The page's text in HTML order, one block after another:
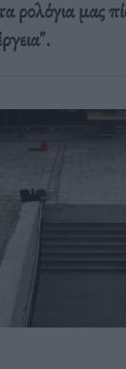
ρολόγια μας